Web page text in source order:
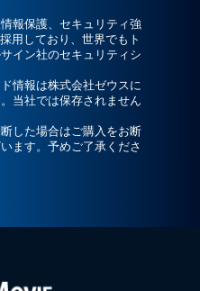
報保護、セキュリティ強
用しており、世界でもト
イン社のセキュリティシ
情報は株式会社ゼウスに
当社では保存されません
した場合はご購入をお断
ます。予めご了承くださ